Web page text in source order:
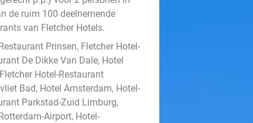
de ruim 100 deelnemende
van Fletcher Hotels.
Prinsen, Fletcher Hotel-
De Dikke Van Dale, Hotel
Hotel-Restaurant
Bad, Hotel Amsterdam, Hotel-
Parkstad-Zuid Limburg,
Airport, Hotel-